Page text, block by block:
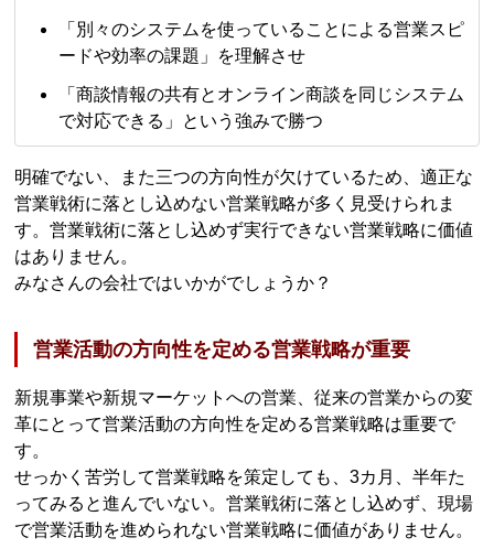
「別々のシステムを使っていることによる営業スピ
ードや効率の課題」を理解させ
「商談情報の共有とオンライン商談を同じシステム
で対応できる」という強みで勝つ
明確でない、また三つの方向性が欠けているため、適正な
営業戦術に落とし込めない営業戦略が多く見受けられま
す。営業戦術に落とし込めず実行できない営業戦略に価値
はありません。
みなさんの会社ではいかがでしょうか？
営業活動の方向性を定める営業戦略が重要
新規事業や新規マーケットへの営業、従来の営業からの変
革にとって営業活動の方向性を定める営業戦略は重要で
す。
せっかく苦労して営業戦略を策定しても、3カ月、半年た
ってみると進んでいない。営業戦術に落とし込めず、現場
で営業活動を進められない営業戦略に価値がありません。